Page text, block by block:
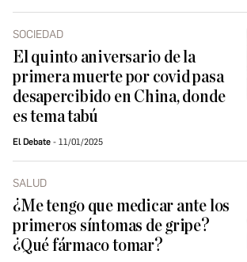
SOCIEDAD
El quinto aniversario de la
primera muerte por covid pasa
desapercibido en China, donde
es tema tabú
El Debate 11/01/2025
SALUD
¿Me tengo que medicar ante los
primeros síntomas de gripe?
¿Qué fármaco tomar?